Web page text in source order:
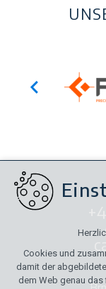
Cookies und
damit der
dem Web genau das